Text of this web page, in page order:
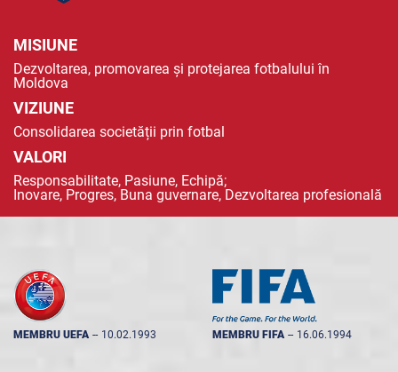
MISIUNE
Dezvoltarea, promovarea și protejarea fotbalului în
Moldova
VIZIUNE
Consolidarea societății prin fotbal
VALORI
Responsabilitate, Pasiune, Echipă;
Inovare, Progres, Buna guvernare, Dezvoltarea profesională
MEMBRU UEFA -- 10.02.1993 MEMBRU FIFA -- 16.06.1994